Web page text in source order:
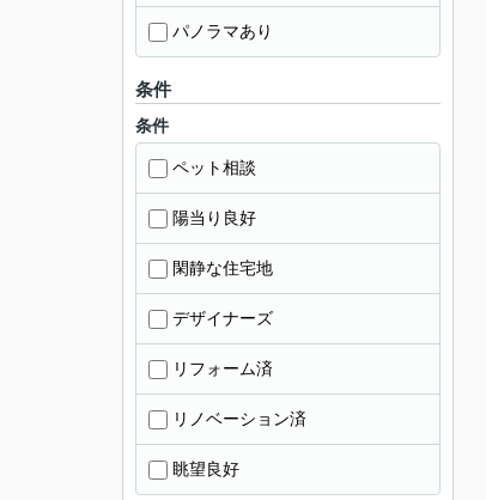
パノラマあり
条件
条件
ペット相談
陽当り良好
閑静な住宅地
デザイナーズ
リフォーム済
リノベーション済
眺望良好